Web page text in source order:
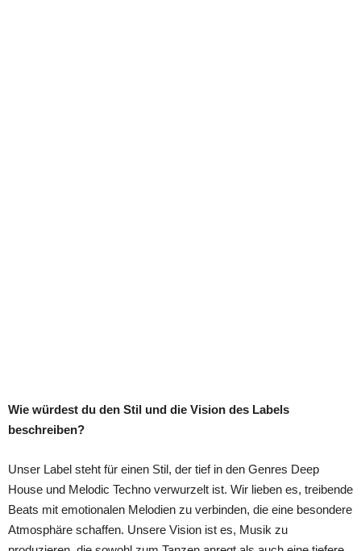
Wie würdest du den Stil und die Vision des Labels
beschreiben?
Unser Label steht für einen Stil, der tief in den Genres Deep
House und Melodic Techno verwurzelt ist. Wir lieben es, treibende
Beats mit emotionalen Melodien zu verbinden, die eine besondere
Atmosphäre schaffen. Unsere Vision ist es, Musik zu